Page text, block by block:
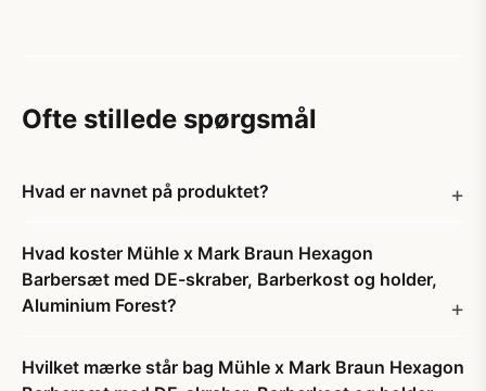
Ofte stillede spørgsmål
Hvad er navnet på produktet?
Hvad koster Mühle x Mark Braun Hexagon
Barbersæt med DE-skraber, Barberkost og holder,
Aluminium Forest?
Hvilket mærke står bag Mühle x Mark Braun Hexagon